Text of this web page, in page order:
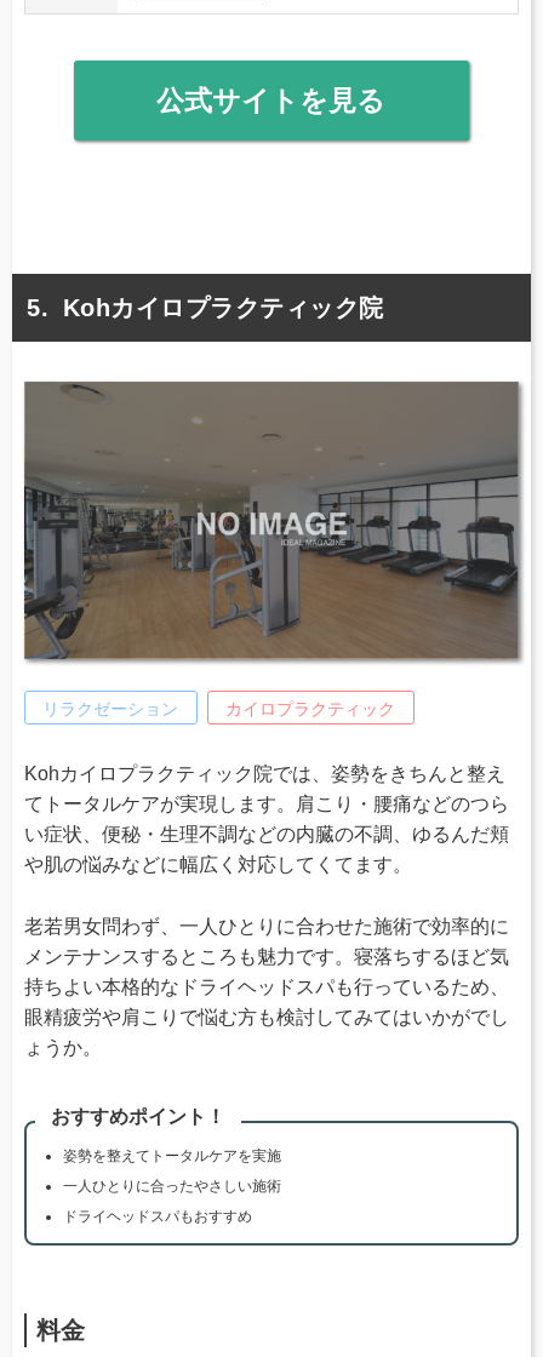
公式サイトを見る
Kohカイロプラクティック院
リラクゼーション カイロプラクティック
Kohカイロプラクティック院では、姿勢をきちんと整え
てトータルケアが実現します。肩こり・腰痛などのつら
い症状、便秘・生理不調などの内臓の不調、ゆるんだ頬
や肌の悩みなどに幅広く対応してくてます。
老若男女問わず、一人ひとりに合わせた施術で効率的に
メンテナンスするところも魅力です。寝落ちするほど気
持ちよい本格的なドライヘッドスパも行っているため、
眼精疲労や肩こりで悩む方も検討してみてはいかがでし
ょうか。
おすすめポイント！
姿勢を整えてトータルケアを実施
一人ひとりに合ったやさしい施術
ドライヘッドスパもおすすめ
料金